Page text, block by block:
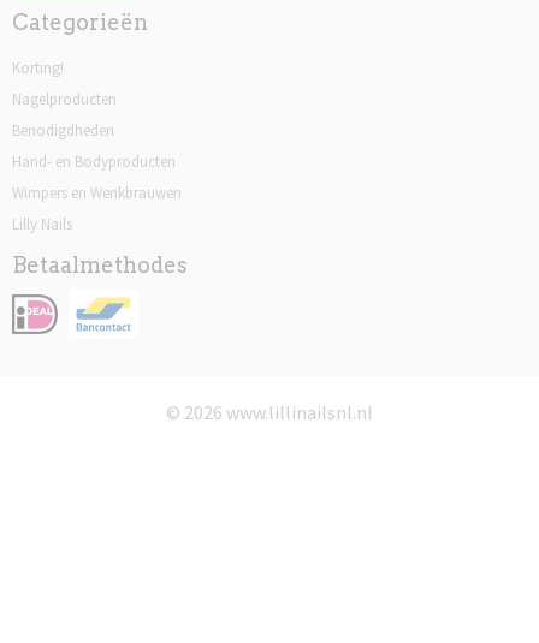
Categorieën
Korting!
Nagelproducten
Benodigdheden
Hand- en Bodyproducten
Wimpers en Wenkbrauwen
Lilly Nails
Betaalmethodes
© 2026 www.lillinailsnl.nl